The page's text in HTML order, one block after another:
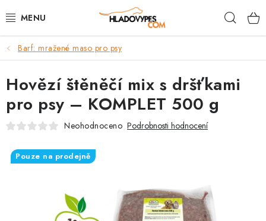
na
POTŘEBY PRO PSY
TAMI PŘEPRAVNÍ BOXY
SPORT SE PSEM
VĚRNOSTNÍ PROGRAM
Barf: mražené maso pro psy
Hovězí štěněčí mix s dršťkami
pro psy – KOMPLET 500 g
Neohodnoceno Podrobnosti hodnocení
Pouze na prodejně